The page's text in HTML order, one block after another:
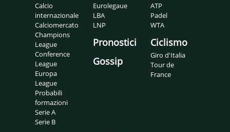
Calcio
internazionale
Calciomercato
Champions
League
Conference
League
Europa
League
Probabili
formazioni
Serie A
Serie B
Eurolegaue
LBA
LNP
Pronostici
Gossip
ATP
Padel
WTA
Ciclismo
Giro d'Italia
Tour de
France